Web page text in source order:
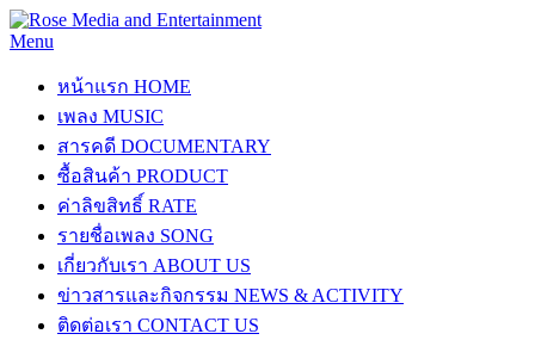
Menu
หน้าแรก HOME
เพลง MUSIC
สารคดี DOCUMENTARY
ซื้อสินค้า PRODUCT
ค่าลิขสิทธิ์ RATE
รายชื่อเพลง SONG
เกี่ยวกับเรา ABOUT US
ข่าวสารและกิจกรรม NEWS & ACTIVITY
ติดต่อเรา CONTACT US